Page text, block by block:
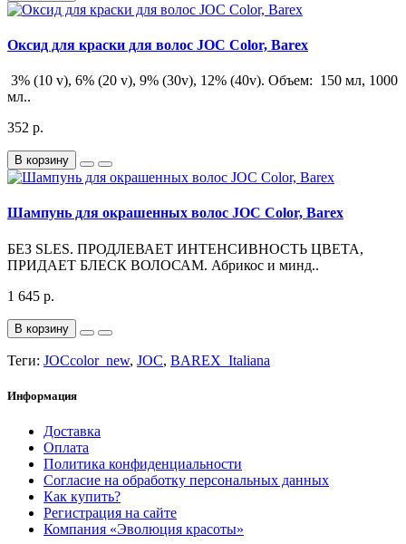
Оксид для краски для волос JOC Color, Barex
3% (10 v), 6% (20 v), 9% (30v), 12% (40v). Объем: 150 мл, 1000
мл..
352 р.
В корзину
Шампунь для окрашенных волос JOC Color, Barex
БЕЗ SLES. ПРОДЛЕВАЕТ ИНТЕНСИВНОСТЬ ЦВЕТА,
ПРИДАЕТ БЛЕСК ВОЛОСАМ. Абрикос и минд..
1 645 р.
В корзину
Теги: JOCcolor_new, JOC, BAREX_Italiana
Информация
Доставка
Оплата
Политика конфиденциальности
Согласие на обработку персональных данных
Как купить?
Регистрация на сайте
Компания «Эволюция красоты»